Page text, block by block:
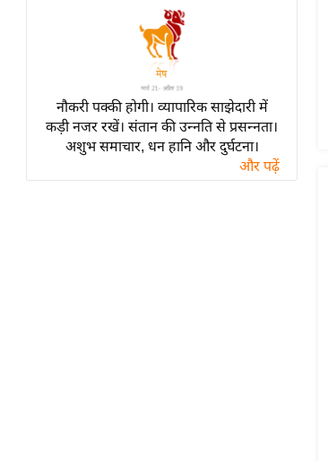
नौकरी पक्की होगी। व्यापारिक साझेदारी में
कड़ी नजर रखें। संतान की उन्नति से प्रसन्नता।
अशुभ समाचार, धन हानि और दुर्घटना।
और पढ़ें